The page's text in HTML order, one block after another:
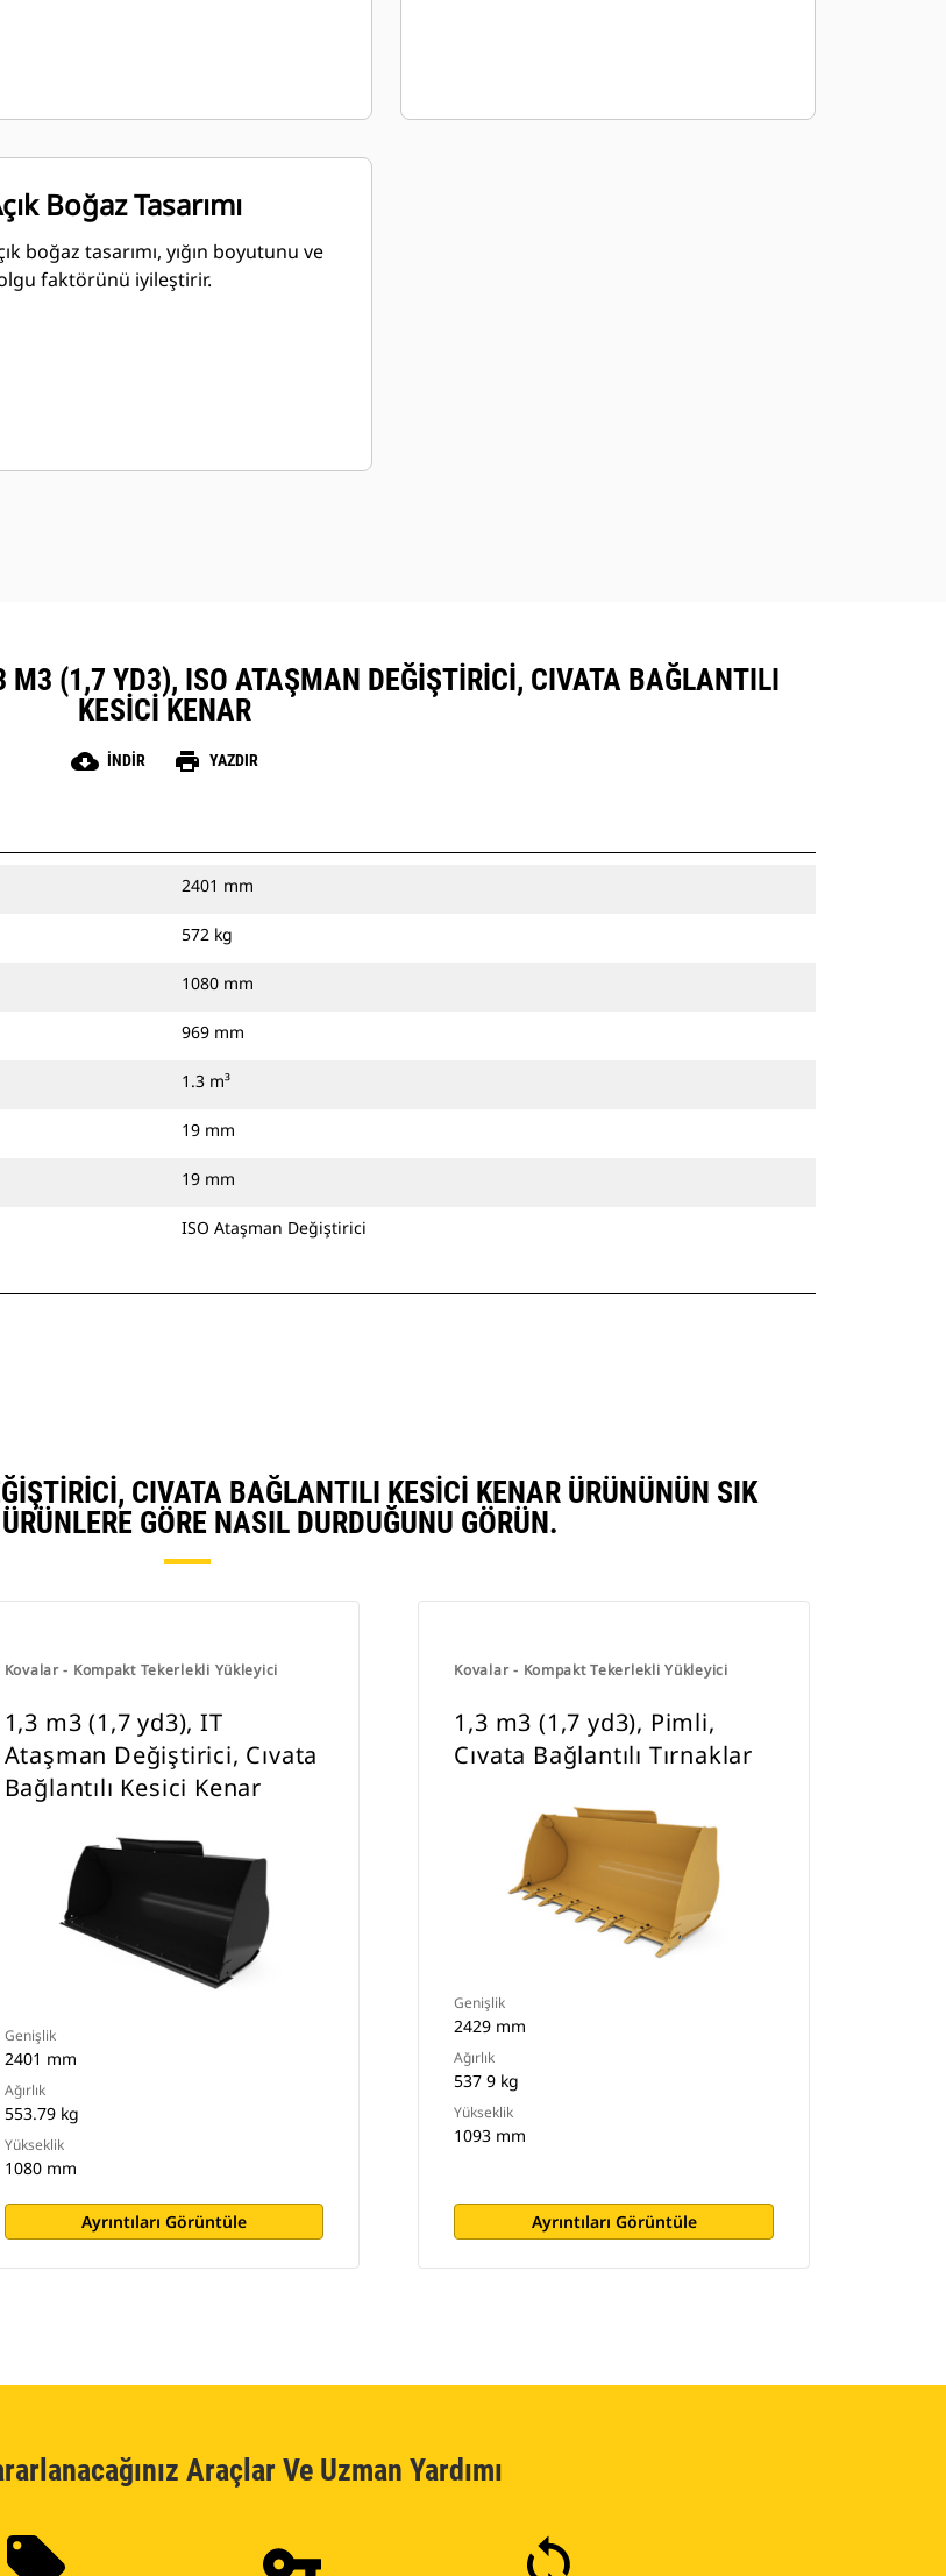
Boğaz Tasarımı
boğaz tasarımı, yığın boyutunu ve
faktörünü iyileştirir.
M3 (1,7 YD3), ISO ATAŞMAN DEĞIŞTIRICI, CIVATA BAĞLANTILI
KESICI KENAR
cloud_download İNDIR print YAZDIR
2401 mm
572 kg
1080 mm
969 mm
1.3 m³
19 mm
19 mm
ISO Ataşman Değiştirici
CIVATA BAĞLANTILI KESICI KENAR ÜRÜNÜNÜN SIK
GÖRE NASIL DURDUĞUNU GÖRÜN.
Kovalar - Kompakt Tekerlekli Yükleyici
1,3 m3 (1,7 yd3), IT
Ataşman Değiştirici, Cıvata
Bağlantılı Kesici Kenar
Genişlik
2401 mm
Ağırlık
553.79 kg
Yükseklik
1080 mm
Ayrıntıları Görüntüle
Kovalar - Kompakt Tekerlekli Yükleyici
1,3 m3 (1,7 yd3), Pimli,
Cıvata Bağlantılı Tırnaklar
Genişlik
2429 mm
Ağırlık
537 9 kg
Yükseklik
1093 mm
Ayrıntıları Görüntüle
Araçlar Ve Uzman Yardımı